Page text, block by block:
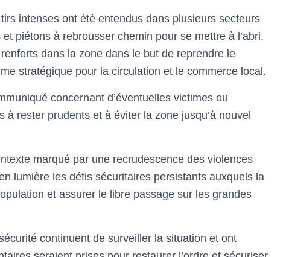
intenses ont été entendus dans plusieurs secteurs
piétons à rebrousser chemin pour se mettre à l’abri.
dans la zone dans le but de reprendre le
stratégique pour la circulation et le commerce local.
concernant d’éventuelles victimes ou
rester prudents et à éviter la zone jusqu’à nouvel
marqué par une recrudescence des violences
lumière les défis sécuritaires persistants auxquels la
et assurer le libre passage sur les grandes
continuent de surveiller la situation et ont